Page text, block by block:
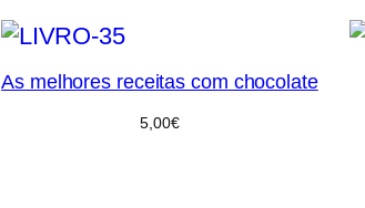
As melhores receitas com chocolate
5,00€